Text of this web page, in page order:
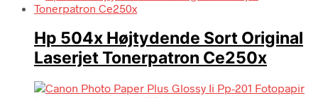
Hp 504x Højtydende Sort Original
Laserjet Tonerpatron Ce250x